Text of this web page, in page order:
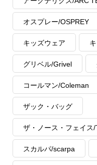
オスプレー/OSPREY
キッズウェア
グリベル/Grivel
コールマン/Coleman
ザック・バッグ
ザ・ノース・フェイス
スカルパ/scarpa